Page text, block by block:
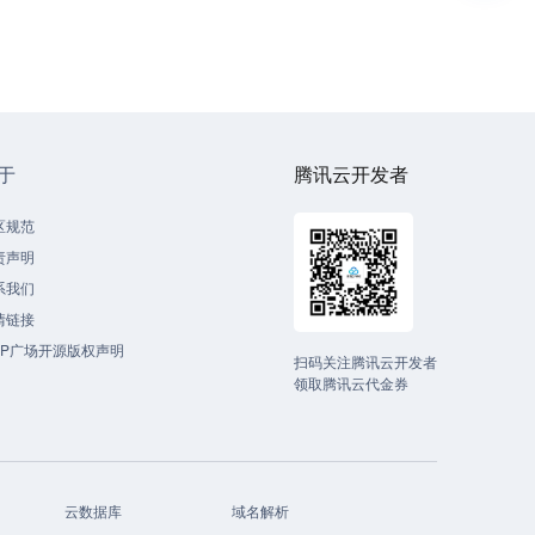
规范
声明
我们
链接
广场开源版权声明
腾讯云开发者
扫码关注腾讯云开发者
领取腾讯云代金券
云数据库 域名解析